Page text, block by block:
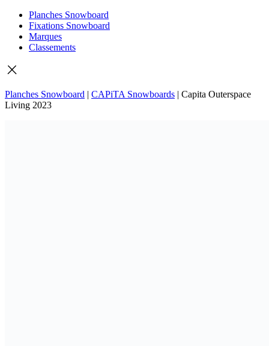
Planches Snowboard
Fixations Snowboard
Marques
Classements
Planches Snowboard | CAPiTA Snowboards | Capita Outerspace
Living 2023